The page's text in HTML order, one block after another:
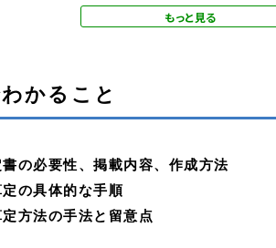
書の掲載内容
書の作成方法
プローチ
ローチ
かること
の必要性、掲載内容、作成方法
の具体的な手順
方法の手法と留意点